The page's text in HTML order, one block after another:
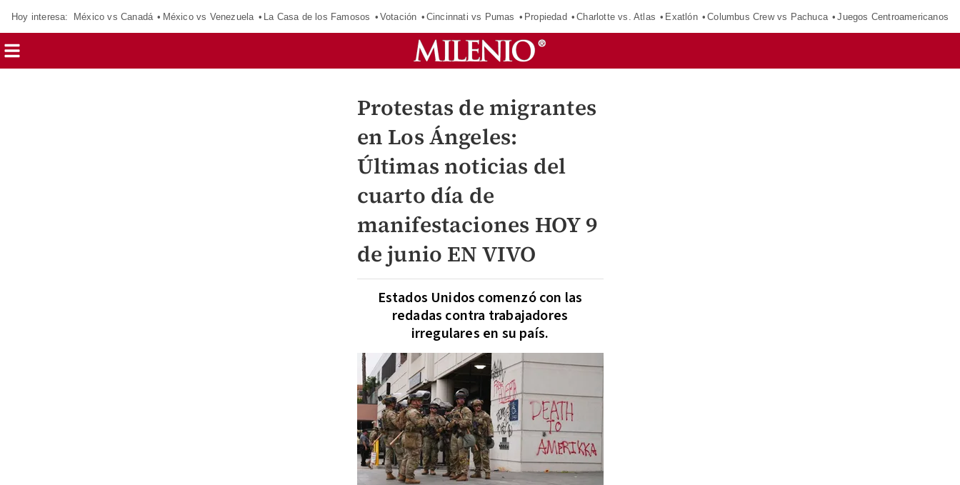
Hoy interesa: México vs Canadá México vs Venezuela La Casa de los Famosos Votación Cincinnati vs Pumas Propiedad Charlotte vs. Atlas Exatlón Columbus Crew vs Pachuca Juegos Centroamericanos
Protestas de migrantes
en Los Ángeles:
Últimas noticias del
cuarto día de
manifestaciones HOY 9
de junio EN VIVO
Estados Unidos comenzó con las
redadas contra trabajadores
irregulares en su país.